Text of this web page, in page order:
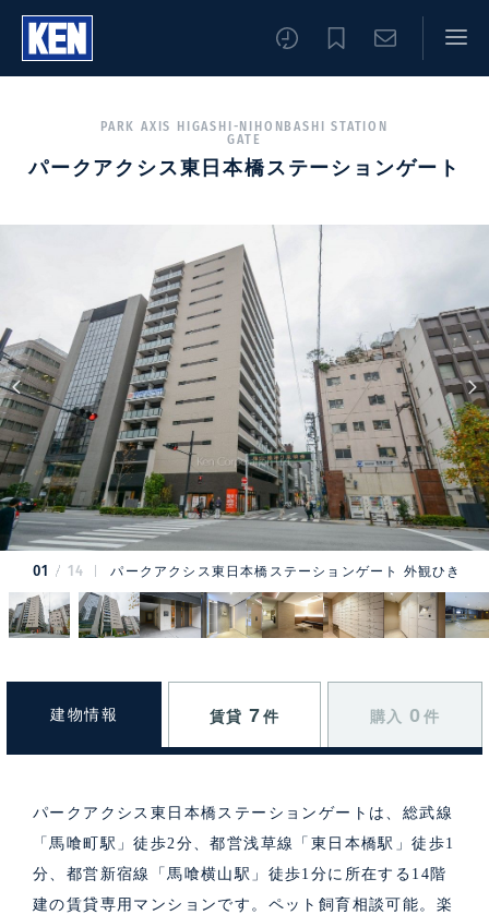
PARK AXIS HIGASHI-NIHONBASHI STATION
GATE
パークアクシス東日本橋ステーションゲート
01 14 パークアクシス東日本橋ステーションゲート 外観ひき
建物情報 賃貸 7 件 購入 0 件
パークアクシス東日本橋ステーションゲートは、総武線
「馬喰町駅」徒歩2分、都営浅草線「東日本橋駅」徒歩1
分、都営新宿線「馬喰横山駅」徒歩1分に所在する14階
建の賃貸専用マンションです。ペット飼育相談可能。楽